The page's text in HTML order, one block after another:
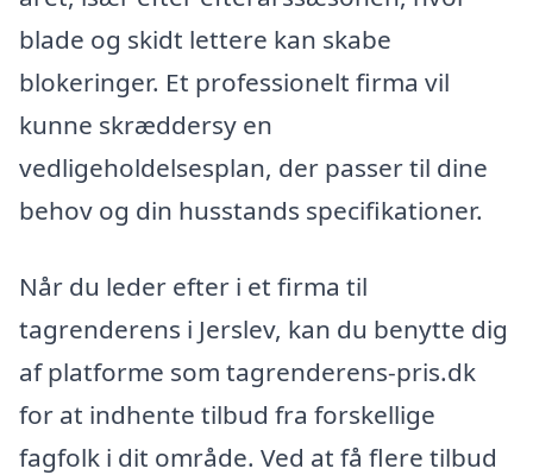
blade og skidt lettere kan skabe
blokeringer. Et professionelt firma vil
kunne skræddersy en
vedligeholdelsesplan, der passer til dine
behov og din husstands specifikationer.
Når du leder efter i et firma til
tagrenderens i Jerslev, kan du benytte dig
af platforme som tagrenderens-pris.dk
for at indhente tilbud fra forskellige
fagfolk i dit område. Ved at få flere tilbud